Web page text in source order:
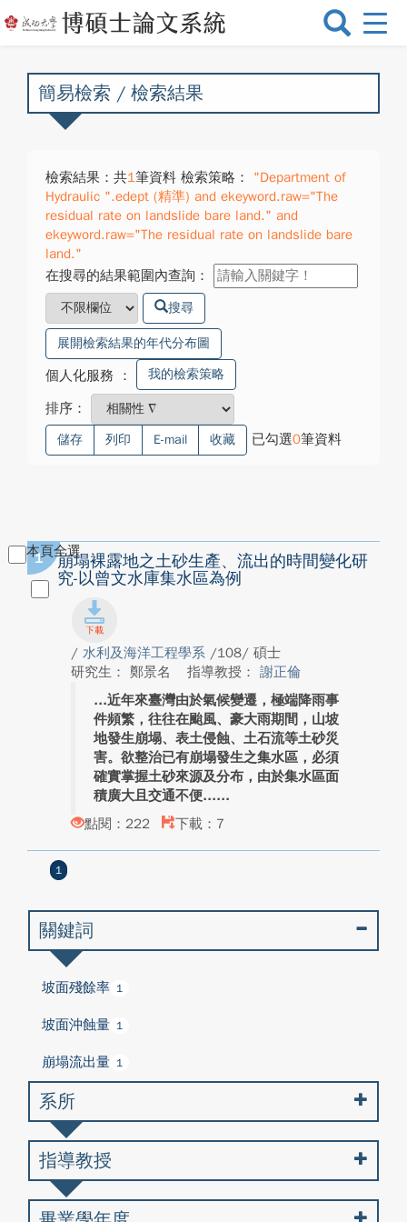
選
換
簡易檢索 / 檢索結果
檢索結果：共1筆資料 檢索策略：
"Department of
Hydraulic ".edept (精準) and ekeyword.raw="The
residual rate on landslide bare land." and
ekeyword.raw="The residual rate on landslide bare
land."
在搜尋的結果範圍內查詢：
搜尋
展開檢索結果的年代分布圖
個人化服務 ： 我的檢索策略
排序：
儲存 列印 E-mail 收藏 已勾選0筆資料
本頁全選
1
崩塌裸露地之土砂生產、流出的時間變化研
究-以曾文水庫集水區為例
/ 水利及海洋工程學系 /108/ 碩士
研究生： 鄭景名
指導教授： 謝正倫
近年來臺灣由於氣候變遷，極端降雨事
件頻繁，往往在颱風、豪大雨期間，山坡
地發生崩塌、表土侵蝕、土石流等土砂災
害。欲整治已有崩塌發生之集水區，必須
確實掌握土砂來源及分布，由於集水區面
積廣大且交通不便...
點閱：222
下載：7
1
關鍵詞
坡面殘餘率 1
坡面沖蝕量 1
崩塌流出量 1
系所
指導教授